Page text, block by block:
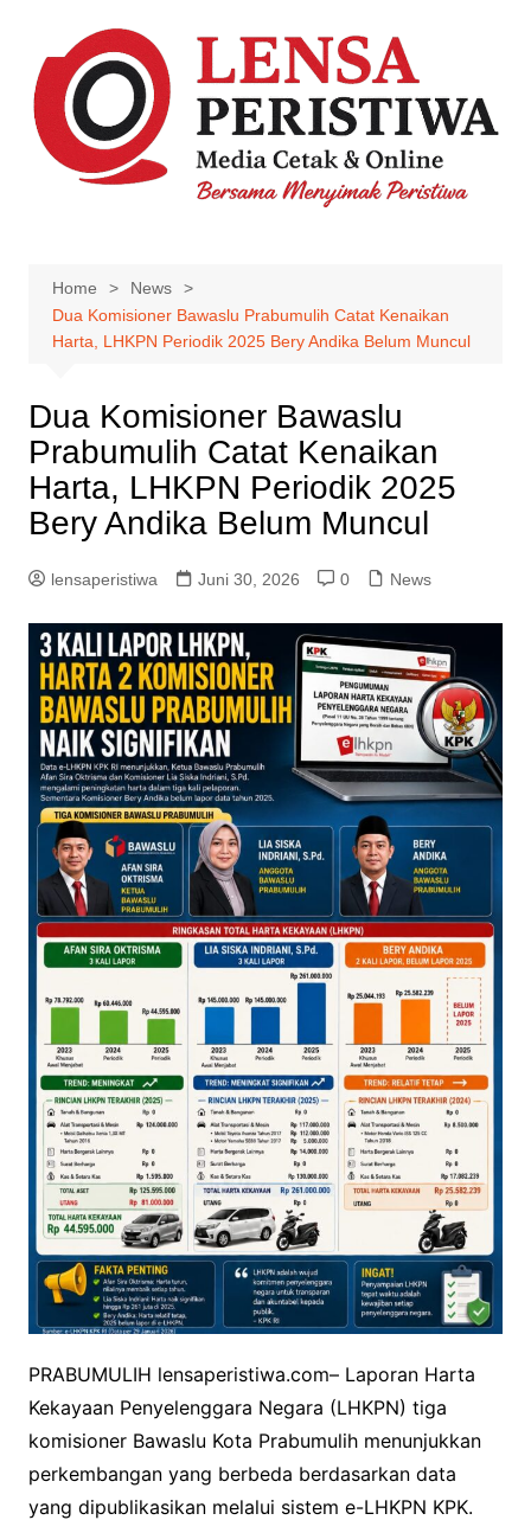
content
Home
News
Dua Komisioner Bawaslu Prabumulih Catat Kenaikan
Harta, LHKPN Periodik 2025 Bery Andika Belum Muncul
Dua Komisioner Bawaslu
Prabumulih Catat Kenaikan
Harta, LHKPN Periodik 2025
Bery Andika Belum Muncul
lensaperistiwa Juni 30, 2026 0 News
PRABUMULIH lensaperistiwa.com– Laporan Harta
Kekayaan Penyelenggara Negara (LHKPN) tiga
komisioner Bawaslu Kota Prabumulih menunjukkan
perkembangan yang berbeda berdasarkan data
yang dipublikasikan melalui sistem e-LHKPN KPK.